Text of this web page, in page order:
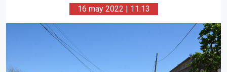
16 may 2022 | 11:13